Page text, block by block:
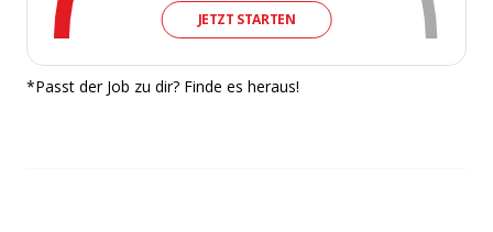
JETZT STARTEN
*Passt der Job zu dir? Finde es heraus!